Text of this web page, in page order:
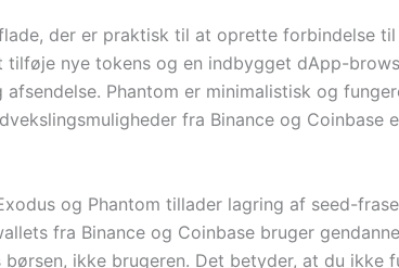
der er praktisk til at oprette forbindelse
nye tokens og en indbygget dApp-
Phantom er minimalistisk og
fra Binance og Coinbase
og Phantom tillader lagring af seed-
fra Binance og Coinbase bruger
ikke brugeren. Det betyder, at du ikke